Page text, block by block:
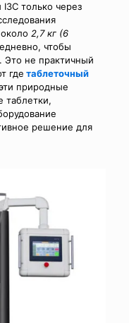
только через
2,7 кг (6
чтобы
Это не практичный
где таблеточный
природные
таблетки,
решение для